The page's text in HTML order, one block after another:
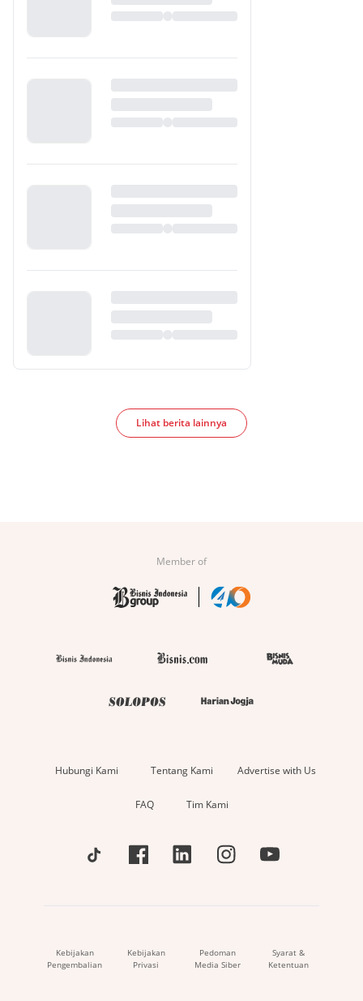
Lihat berita lainnya
Member of
Hubungi Kami Tentang Kami Advertise with Us
FAQ Tim Kami
Kebijakan
Pengembalian
Kebijakan
Privasi
Pedoman
Media Siber
Syarat &
Ketentuan